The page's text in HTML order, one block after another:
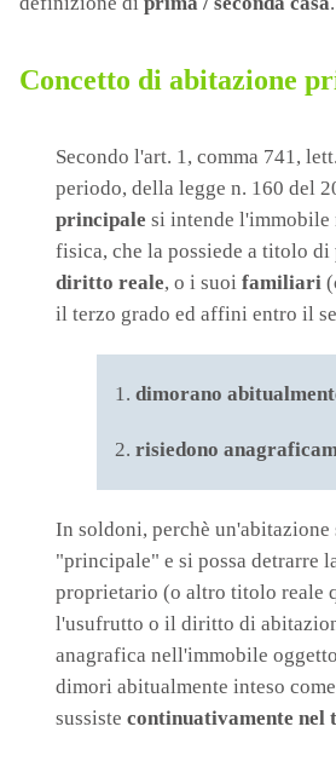
Concetto di abitazione
Secondo l'art. 1, comma 741,
periodo, della legge n. 160 del
principale si intende l'immobile
fisica, che la possiede a titolo di
diritto reale, o i suoi familiari
il terzo grado ed affini entro il
dimorano
risiedono
In soldoni, perchè un'abitazione
"principale" e si possa detrarre
proprietario (o altro titolo reale
l'usufrutto o il diritto di
anagrafica nell'immobile
dimori abitualmente inteso
sussiste continuativamente nel